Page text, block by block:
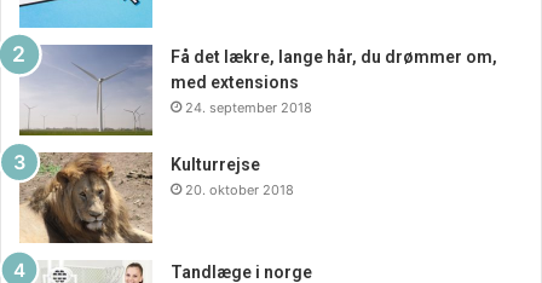
Få det lækre, lange hår, du drømmer om,
med extensions
24. september 2018
Kulturrejse
20. oktober 2018
Tandlæge i norge